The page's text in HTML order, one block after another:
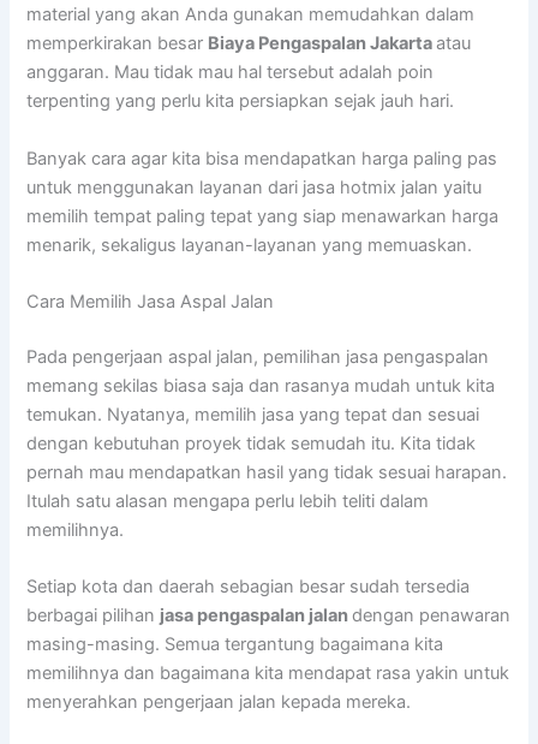
material yang akan Anda gunakan memudahkan dalam
memperkirakan besar Biaya Pengaspalan Jakartaatau
anggaran. Mau tidak mau hal tersebut adalah poin
terpenting yang perlu kita persiapkan sejak jauh hari.
Banyak cara agar kita bisa mendapatkan harga paling pas
untuk menggunakan layanan dari jasa hotmix jalan yaitu
memilih tempat paling tepat yang siap menawarkan harga
menarik, sekaligus layanan-layanan yang memuaskan.
Cara Memilih Jasa Aspal Jalan
Pada pengerjaan aspal jalan, pemilihan jasa pengaspalan
memang sekilas biasa saja dan rasanya mudah untuk kita
temukan. Nyatanya, memilih jasa yang tepat dan sesuai
dengan kebutuhan proyek tidak semudah itu. Kita tidak
pernah mau mendapatkan hasil yang tidak sesuai harapan.
Itulah satu alasan mengapa perlu lebih teliti dalam
memilihnya.
Setiap kota dan daerah sebagian besar sudah tersedia
berbagai pilihan jasa pengaspalan jalandengan penawaran
masing-masing. Semua tergantung bagaimana kita
memilihnya dan bagaimana kita mendapat rasa yakin untuk
menyerahkan pengerjaan jalan kepada mereka.